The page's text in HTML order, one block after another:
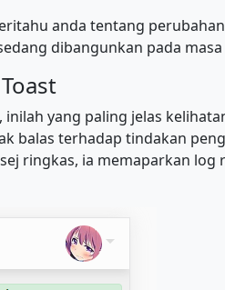
anda tentang
dibangunkan pada masa
yang paling jelas
balas terhadap tindakan
ringkas, ia memaparkan log